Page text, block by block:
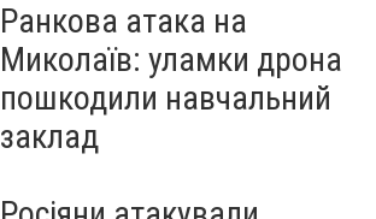
Ранкова атака на
Миколаїв: уламки дрона
пошкодили навчальний
заклад